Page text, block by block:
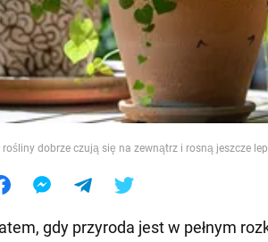
Jedzenie
rośliny dobrze czują się na zewnątrz i rosną jeszcze
gdy przyroda jest w pełnym